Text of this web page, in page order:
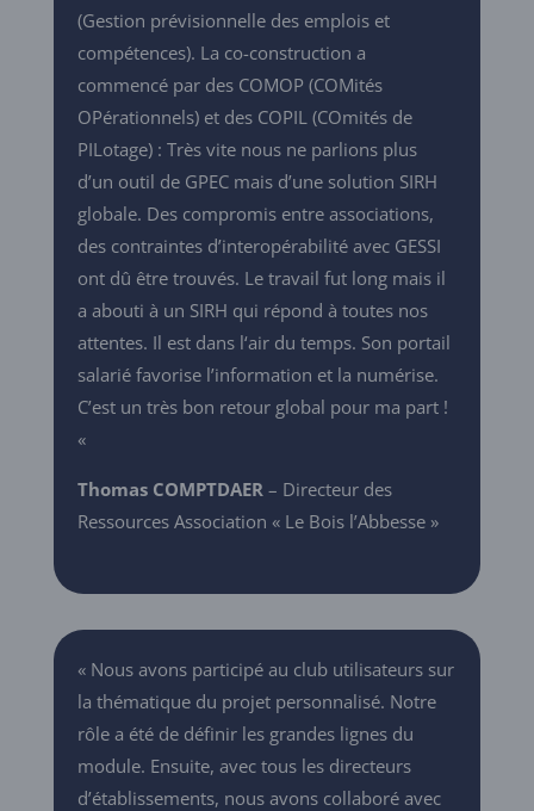
(Gestion prévisionnelle des emplois et
compétences). La co-construction a
commencé par des COMOP (COMités
OPérationnels) et des COPIL (COmités de
PILotage) : Très vite nous ne parlions plus
d’un outil de GPEC mais d’une solution SIRH
globale. Des compromis entre associations,
des contraintes d’inter­opérabilité avec GESSI
ont dû être trouvés. Le travail fut long mais il
a abouti à un SIRH qui répond à toutes nos
attentes. Il est dans l‘air du temps. Son portail
salarié favorise l’information et la numérise.
C’est un très bon retour global pour ma part !
«
Thomas COMPTDAER – Directeur des
Ressources Association « Le Bois l’Abbesse »
« Nous avons participé au club utilisateurs sur
la thématique du projet personnalisé. Notre
rôle a été de définir les grandes lignes du
module. Ensuite, avec tous les directeurs
d’établissements, nous avons collaboré avec